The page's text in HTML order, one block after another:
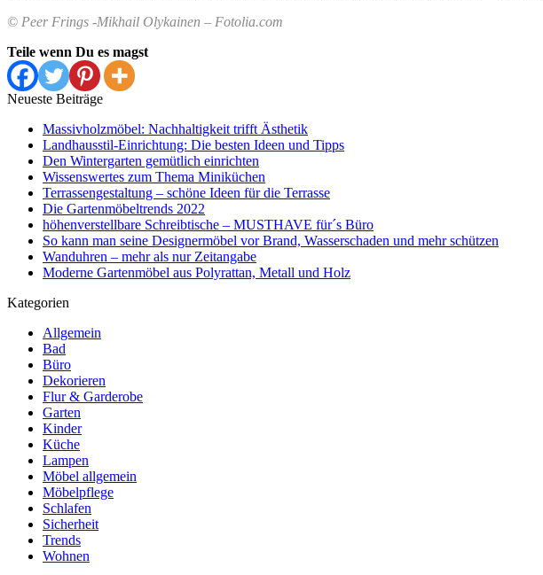
© Peer Frings -Mikhail Olykainen – Fotolia.com
Teile wenn Du es magst
Neueste Beiträge
Massivholzmöbel: Nachhaltigkeit trifft Ästhetik
Landhausstil-Einrichtung: Die besten Ideen und Tipps
Den Wintergarten gemütlich einrichten
Wissenswertes zum Thema Miniküchen
Terrassengestaltung – schöne Ideen für die Terrasse
Die Gartenmöbeltrends 2022
höhenverstellbare Schreibtische – MUSTHAVE für´s Büro
So kann man seine Designermöbel vor Brand, Wasserschaden und mehr schützen
Wanduhren – mehr als nur Zeitangabe
Moderne Gartenmöbel aus Polyrattan, Metall und Holz
Kategorien
Allgemein
Bad
Büro
Dekorieren
Flur & Garderobe
Garten
Kinder
Küche
Lampen
Möbel allgemein
Möbelpflege
Schlafen
Sicherheit
Trends
Wohnen